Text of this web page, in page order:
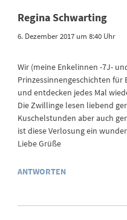
Regina Schwarting
6. Dezember 2017 um 8:40 Uhr
Wir (meine Enkelinnen -7J-
Prinzessinnengeschichten für
und entdecken jedes Mal
Die Zwillinge lesen liebend
Kuschelstunden aber auch
ist diese Verlosung ein
Liebe Grüße
ANTWORTEN